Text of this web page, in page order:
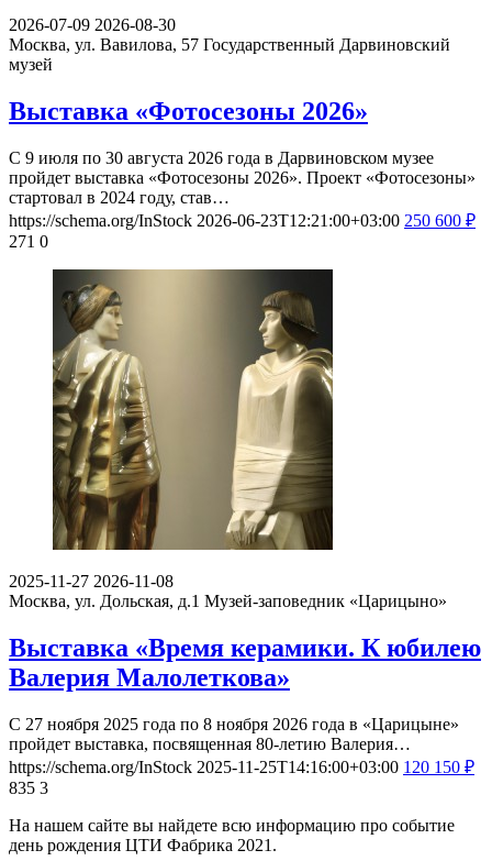
2026-07-09 2026-08-30
Москва, ул. Вавилова, 57 Государственный Дарвиновский
музей
Выставка «Фотосезоны 2026»
С 9 июля по 30 августа 2026 года в Дарвиновском музее
пройдет выставка «Фотосезоны 2026». Проект «Фотосезоны»
стартовал в 2024 году, став…
https://schema.org/InStock 2026-06-23T12:21:00+03:00 250 600 ₽
271 0
2025-11-27 2026-11-08
Москва, ул. Дольская, д.1 Музей-заповедник «Царицыно»
Выставка «Время керамики. К юбилею
Валерия Малолеткова»
С 27 ноября 2025 года по 8 ноября 2026 года в «Царицыне»
пройдет выставка, посвященная 80-летию Валерия…
https://schema.org/InStock 2025-11-25T14:16:00+03:00 120 150 ₽
835 3
На нашем сайте вы найдете всю информацию про событие
день рождения ЦТИ Фабрика 2021.